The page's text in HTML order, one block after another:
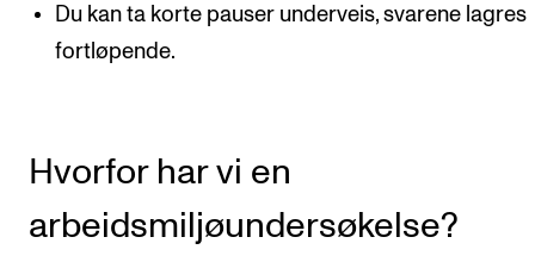
ORGANISASJON
Aktuelle saker
Strategier, planer og rapporter
Du kan ta korte pauser underveis, svarene lagres
fortløpende.
Hvorfor har vi en
arbeidsmiljøundersøkelse?